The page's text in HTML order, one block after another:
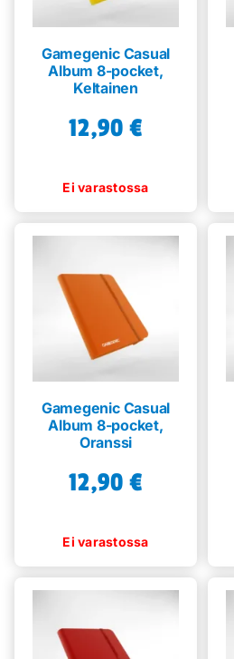
Gamegenic Casual
Album 8-pocket,
Keltainen
12,90 €
Gamegenic Casual
Album 8-pocket,
Oranssi
12,90 €